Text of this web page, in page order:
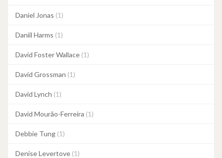
Daniel Jonas (1)
Daniil Harms (1)
David Foster Wallace (1)
David Grossman (1)
David Lynch (1)
David Mourão-Ferreira (1)
Debbie Tung (1)
Denise Levertove (1)